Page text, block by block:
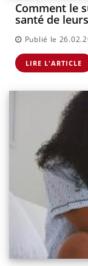
Comment le
santé de
Publié le
LIRE L'ARTICLE